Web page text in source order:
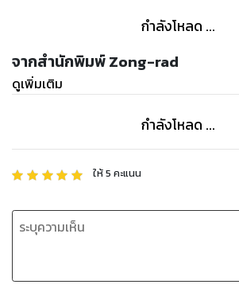
กำลังโหลด ...
จากสำนักพิมพ์ Zong-rad
ดูเพิ่มเติม
กำลังโหลด ...
ให้5 คะแนน